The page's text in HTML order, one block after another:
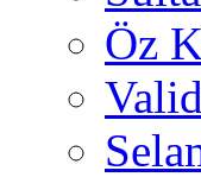
Öz